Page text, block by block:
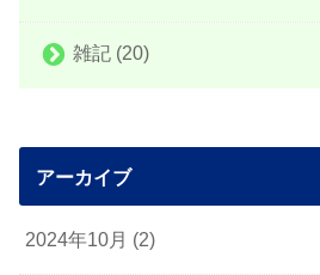
雑記 (20)
アーカイブ
2024年10月 (2)